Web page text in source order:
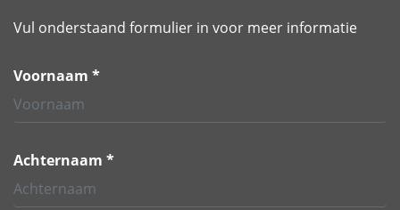
Vul onderstaand formulier in voor meer informatie
Voornaam *
Achternaam *